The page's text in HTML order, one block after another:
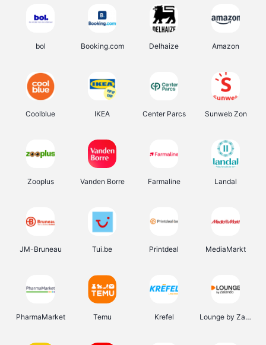
bol Booking.com Delhaize Amazon
Coolblue IKEA Center Parcs Sunweb Zon
Zooplus Vanden Borre Farmaline Landal
JM-Bruneau Tui.be Printdeal MediaMarkt
PharmaMarket Temu Krefel Lounge by Zalando